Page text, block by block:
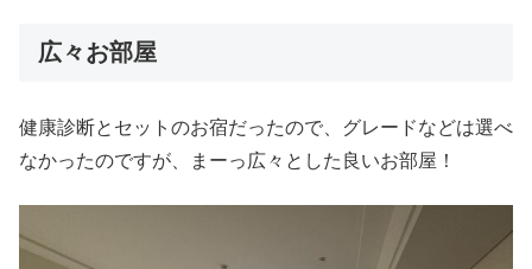
広々お部屋
健康診断とセットのお宿だったので、グレードなどは選べ
なかったのですが、まーっ広々とした良いお部屋！